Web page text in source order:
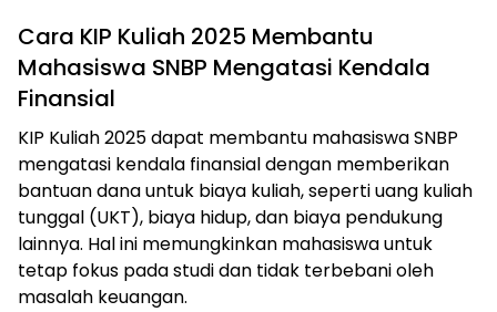
Cara KIP Kuliah 2025 Membantu
Mahasiswa SNBP Mengatasi Kendala
Finansial
KIP Kuliah 2025 dapat membantu mahasiswa SNBP
mengatasi kendala finansial dengan memberikan
bantuan dana untuk biaya kuliah, seperti uang kuliah
tunggal (UKT), biaya hidup, dan biaya pendukung
lainnya. Hal ini memungkinkan mahasiswa untuk
tetap fokus pada studi dan tidak terbebani oleh
masalah keuangan.